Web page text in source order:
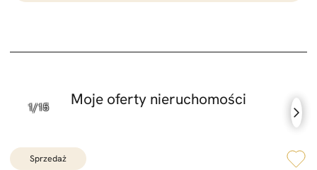
Moje oferty nieruchomości
sprzedaż